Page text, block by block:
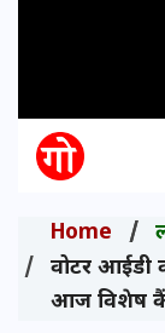
Home
वोटर आईडी
आज विशेष